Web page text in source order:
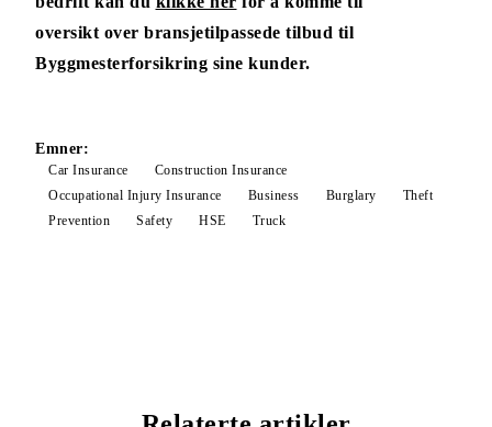
oversikt over bransjetilpassede tilbud til
Byggmesterforsikring sine kunder.
Emner:
Car Insurance
Construction Insurance
Occupational Injury Insurance
Business Burglary
Theft
Prevention
Safety HSE Truck